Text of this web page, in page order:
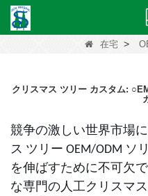
在宅 >
クリスマス ツリー カスタム:
競争の激しい世界市場
ス ツリー OEM/ODM ソ
を伸ばすために不可欠
な専門の人工クリスマ